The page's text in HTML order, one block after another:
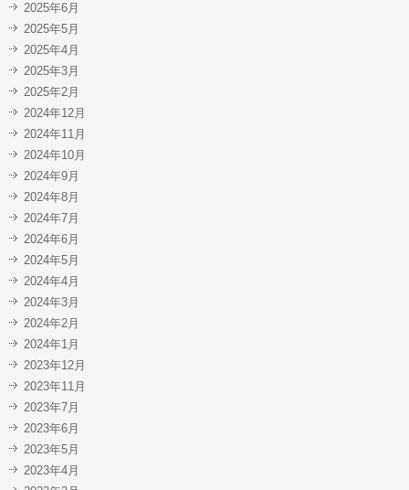
2025年6月
2025年5月
2025年4月
2025年3月
2025年2月
2024年12月
2024年11月
2024年10月
2024年9月
2024年8月
2024年7月
2024年6月
2024年5月
2024年4月
2024年3月
2024年2月
2024年1月
2023年12月
2023年11月
2023年7月
2023年6月
2023年5月
2023年4月